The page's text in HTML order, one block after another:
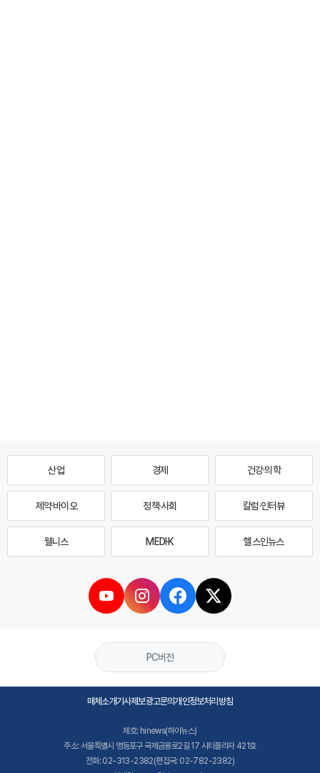
산업 경제 건강·의학
제약·바이오 정책·사회 칼럼·인터뷰
웰니스 MEDI·K 헬스인뉴스
PC버전
매체소개기사제보광고문의개인정보처리방침
제호: hinews(하이뉴스)
주소: 서울특별시 영등포구 국제금융로2길 17 시티플라자 421호
전화: 02-313-2382(편집국: 02-782-2382)